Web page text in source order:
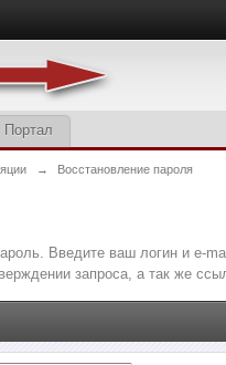
Портал
→ Восстановление пароля
Введите ваш логин и e-
запроса, а так же